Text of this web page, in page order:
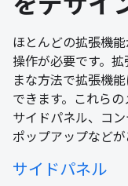
ほとんどの拡張機
操作が必要です。
まな方法で拡張機
できます。これら
サイドパネル、コ
ポップアップなどが
サイドパネル